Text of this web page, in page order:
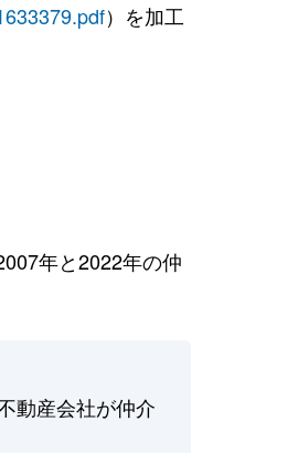
）を加工
年と2022年の仲
動産会社が仲介